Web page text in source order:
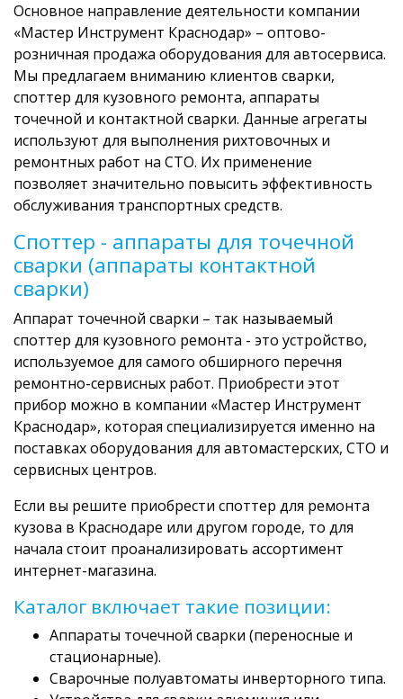
Основное направление деятельности компании
«Мастер Инструмент Краснодар» – оптово-
розничная продажа оборудования для автосервиса.
Мы предлагаем вниманию клиентов сварки,
споттер для кузовного ремонта, аппараты
точечной и контактной сварки. Данные агрегаты
используют для выполнения рихтовочных и
ремонтных работ на СТО. Их применение
позволяет значительно повысить эффективность
обслуживания транспортных средств.
Споттер - аппараты для точечной
сварки (аппараты контактной
сварки)
Аппарат точечной сварки – так называемый
споттер для кузовного ремонта - это устройство,
используемое для самого обширного перечня
ремонтно-сервисных работ. Приобрести этот
прибор можно в компании «Мастер Инструмент
Краснодар», которая специализируется именно на
поставках оборудования для автомастерских, СТО и
сервисных центров.
Если вы решите приобрести споттер для ремонта
кузова в Краснодаре или другом городе, то для
начала стоит проанализировать ассортимент
интернет-магазина.
Каталог включает такие позиции:
Аппараты точечной сварки (переносные и
стационарные).
Сварочные полуавтоматы инверторного типа.